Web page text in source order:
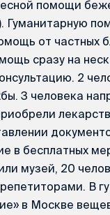
помощи
Гуманитарную
от частных
сразу на
2
3 человека
в бесплатных
музей, 20
В
в Москве